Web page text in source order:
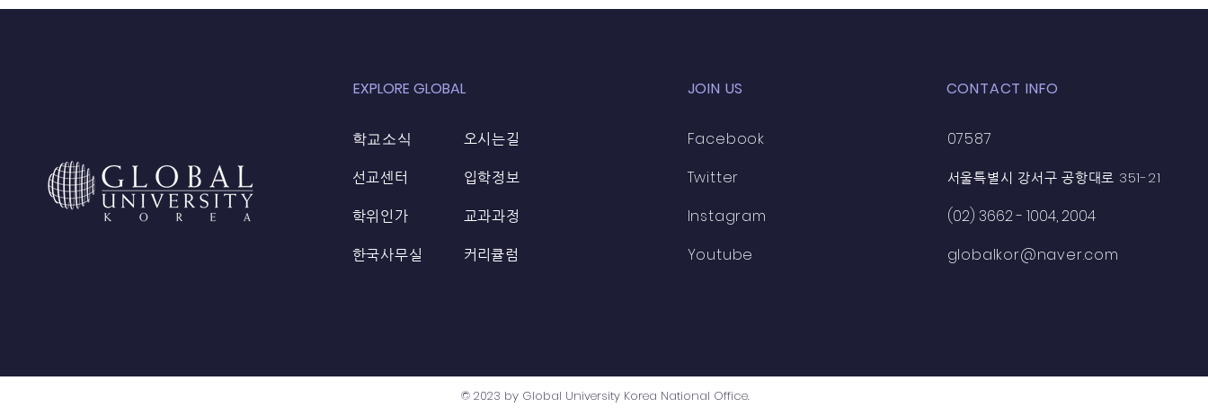
EXPLORE GLOBAL
학교소식
선교센터
학위인가
한국사무실
오시는길
입학정보
교과과정
​커리큘럼
JOIN US
Facebook
Twitter
Instagram
Youtube
CONTACT INFO
07587
서울특별시 강서구 공항대로 351-21
(02) 3662 - 1004, 2004
globalkor@naver.com
© 2023 by Global University Korea National Office.